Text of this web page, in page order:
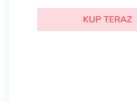
KUP TERAZ